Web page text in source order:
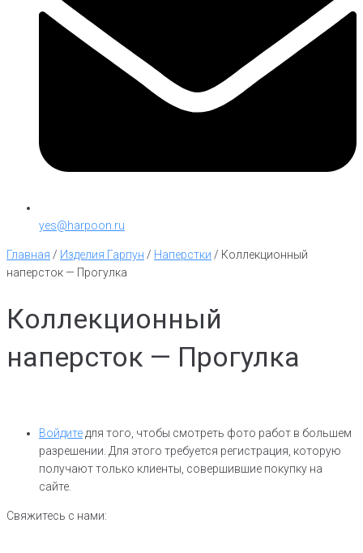
yes@harpoon.ru
Главная / Изделия Гарпун / Наперстки / Коллекционный
наперсток — Прогулка
Коллекционный
наперсток — Прогулка
Войдите для того, чтобы смотреть фото работ в большем
разрешении. Для этого требуется регистрация, которую
получают только клиенты, совершившие покупку на
сайте.
Свяжитесь с нами: